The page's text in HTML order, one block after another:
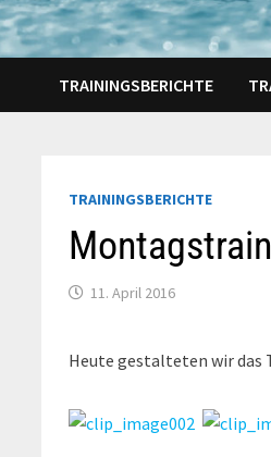
TRAININGSBERICHTE
TRAININGSBERICHTE
11. April 2016
Heute gestalteten wir das